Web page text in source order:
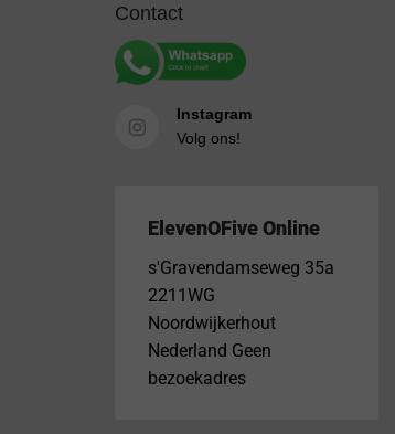
Contact
Instagram
Volg ons!
ElevenOFive Online
s'Gravendamseweg 35a
2211WG
Noordwijkerhout
Nederland Geen
bezoekadres